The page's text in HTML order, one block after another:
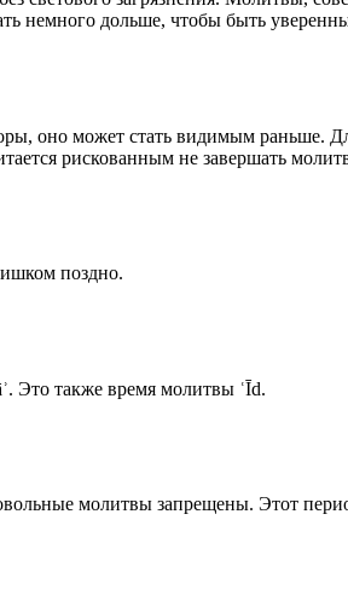
немного дольше, чтобы быть
оно может стать видимым раньше.
рискованным не завершать
поздно.
Это также время молитвы ʿĪd.
молитвы запрещены. Этот